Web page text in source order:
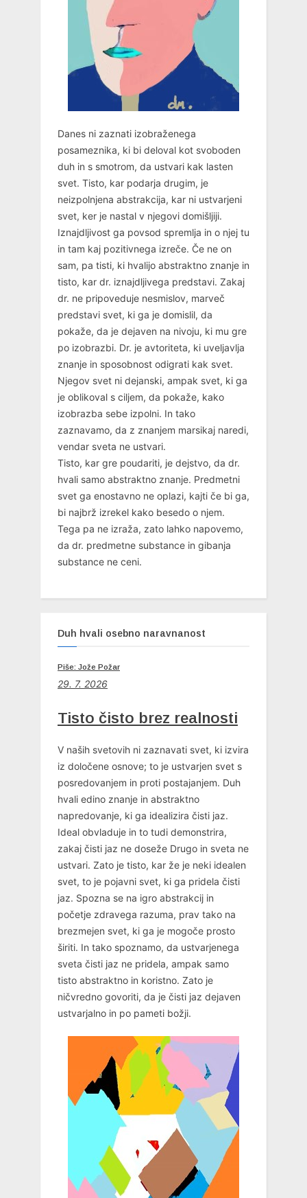
Danes ni zaznati izobraženega
posameznika, ki bi deloval kot svoboden
duh in s smotrom, da ustvari kak lasten
svet. Tisto, kar podarja drugim, je
neizpolnjena abstrakcija, kar ni ustvarjeni
svet, ker je nastal v njegovi domišljiji.
Iznajdljivost ga povsod spremlja in o njej tu
in tam kaj pozitivnega izreče. Če ne on
sam, pa tisti, ki hvalijo abstraktno znanje in
tisto, kar dr. iznajdljivega predstavi. Zakaj
dr. ne pripoveduje nesmislov, marveč
predstavi svet, ki ga je domislil, da
pokaže, da je dejaven na nivoju, ki mu gre
po izobrazbi. Dr. je avtoriteta, ki uveljavlja
znanje in sposobnost odigrati kak svet.
Njegov svet ni dejanski, ampak svet, ki ga
je oblikoval s ciljem, da pokaže, kako
izobrazba sebe izpolni. In tako
zaznavamo, da z znanjem marsikaj naredi,
vendar sveta ne ustvari.
Tisto, kar gre poudariti, je dejstvo, da dr.
hvali samo abstraktno znanje. Predmetni
svet ga enostavno ne oplazi, kajti če bi ga,
bi najbrž izrekel kako besedo o njem.
Tega pa ne izraža, zato lahko napovemo,
da dr. predmetne substance in gibanja
substance ne ceni.
Duh hvali osebno naravnanost
Piše: Jože Požar
29. 7. 2026
Tisto čisto brez realnosti
V naših svetovih ni zaznavati svet, ki izvira
iz določene osnove; to je ustvarjen svet s
posredovanjem in proti postajanjem. Duh
hvali edino znanje in abstraktno
napredovanje, ki ga idealizira čisti jaz.
Ideal obvladuje in to tudi demonstrira,
zakaj čisti jaz ne doseže Drugo in sveta ne
ustvari. Zato je tisto, kar že je neki idealen
svet, to je pojavni svet, ki ga pridela čisti
jaz. Spozna se na igro abstrakcij in
početje zdravega razuma, prav tako na
brezmejen svet, ki ga je mogoče prosto
širiti. In tako spoznamo, da ustvarjenega
sveta čisti jaz ne pridela, ampak samo
tisto abstraktno in koristno. Zato je
ničvredno govoriti, da je čisti jaz dejaven
ustvarjalno in po pameti božji.